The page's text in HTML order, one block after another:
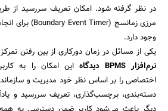
در نظر گرفته شود. امکان تعریف سررسید از
وجود دارد.
یکی از مسائل در زمان دورکاری از بین رفتن
نرم‌افزار BPMS دیدگاه
این امکان را به
اختصاصی را بر اساس نظر خود مدیریت و
دسته‌بندی، برچسب‌گذاری، تعریف سررسید و